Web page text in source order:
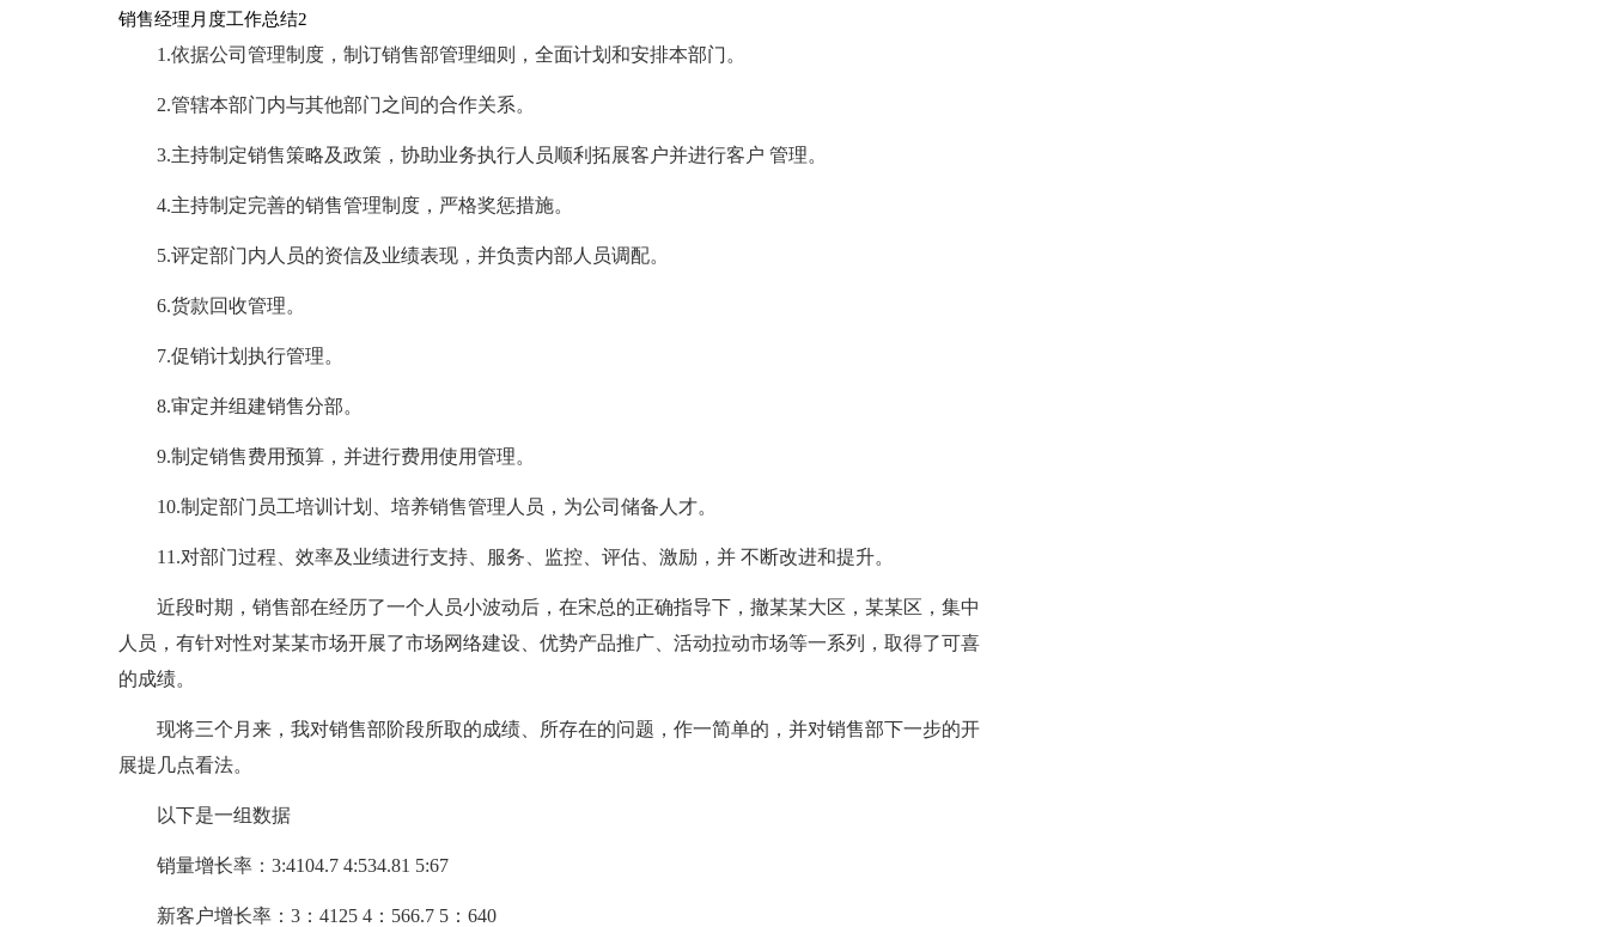
销售经理月度工作总结2
1.依据公司管理制度，制订销售部管理细则，全面计划和安排本部门。
2.管辖本部门内与其他部门之间的合作关系。
3.主持制定销售策略及政策，协助业务执行人员顺利拓展客户并进行客户 管理。
4.主持制定完善的销售管理制度，严格奖惩措施。
5.评定部门内人员的资信及业绩表现，并负责内部人员调配。
6.货款回收管理。
7.促销计划执行管理。
8.审定并组建销售分部。
9.制定销售费用预算，并进行费用使用管理。
10.制定部门员工培训计划、培养销售管理人员，为公司储备人才。
11.对部门过程、效率及业绩进行支持、服务、监控、评估、激励，并 不断改进和提升。
近段时期，销售部在经历了一个人员小波动后，在宋总的正确指导下，撤某某大区，某某区，集中
人员，有针对性对某某市场开展了市场网络建设、优势产品推广、活动拉动市场等一系列，取得了可喜
的成绩。
现将三个月来，我对销售部阶段所取的成绩、所存在的问题，作一简单的，并对销售部下一步的开
展提几点看法。
以下是一组数据
销量增长率：3:4104.7 4:534.81 5:67
新客户增长率：3：4125 4：566.7 5：640